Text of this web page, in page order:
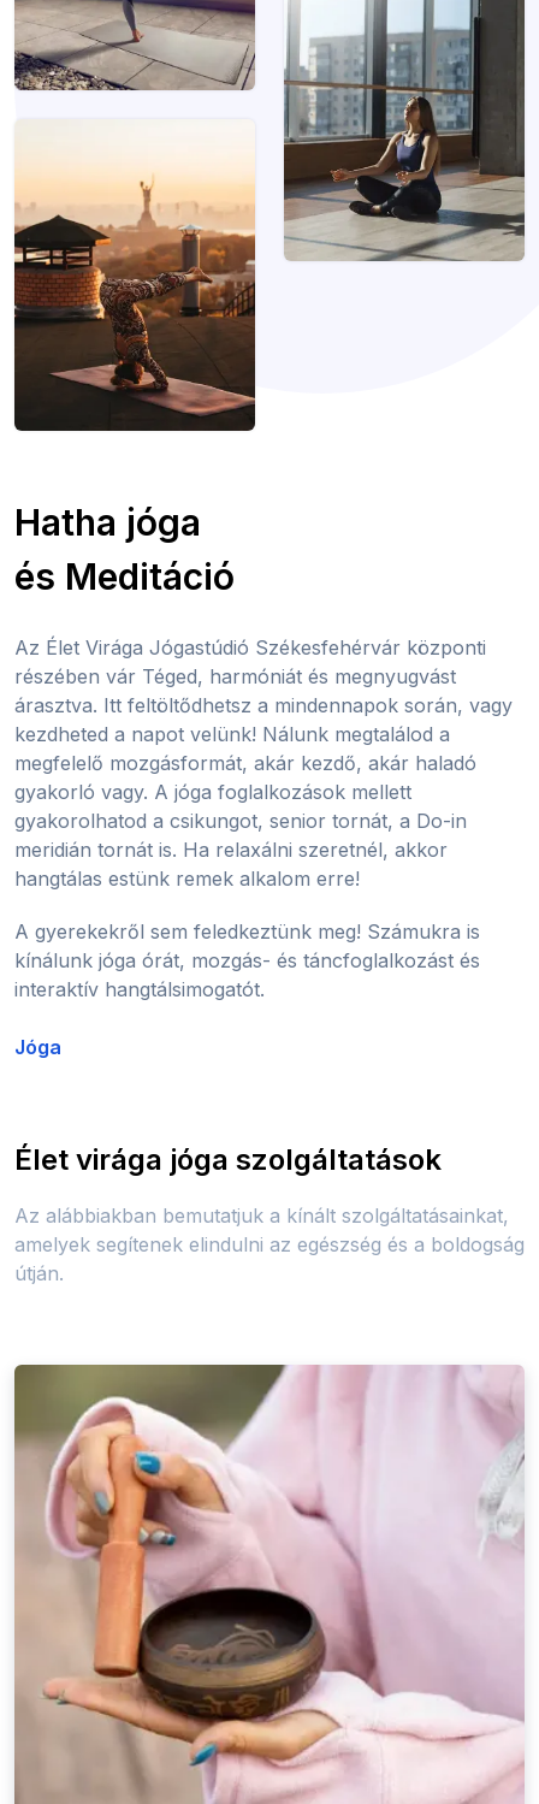
Hatha jóga
és Meditáció
Az Élet Virága Jógastúdió Székesfehérvár központi
részében vár Téged, harmóniát és megnyugvást
árasztva. Itt feltöltődhetsz a mindennapok során, vagy
kezdheted a napot velünk! Nálunk megtalálod a
megfelelő mozgásformát, akár kezdő, akár haladó
gyakorló vagy. A jóga foglalkozások mellett
gyakorolhatod a csikungot, senior tornát, a Do-in
meridián tornát is. Ha relaxálni szeretnél, akkor
hangtálas estünk remek alkalom erre!
A gyerekekről sem feledkeztünk meg! Számukra is
kínálunk jóga órát, mozgás- és táncfoglalkozást és
interaktív hangtálsimogatót.
Jóga
Élet virága jóga szolgáltatások
Az alábbiakban bemutatjuk a kínált szolgáltatásainkat,
amelyek segítenek elindulni az egészség és a boldogság
útján.